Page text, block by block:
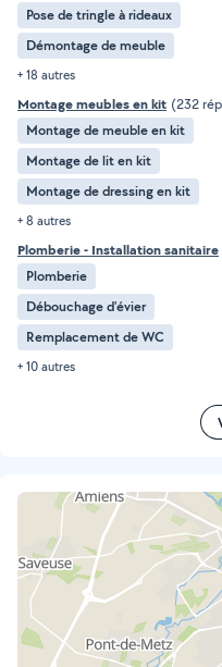
Pose de tringle à rideaux
Démontage de meuble
+ 18 autres
Montage meubles en kit (232
Montage de meuble en kit
Montage de lit en kit
Montage de dressing en kit
+ 8 autres
Plomberie - Installation sanitaire
Plomberie
Débouchage d'évier
Remplacement de WC
+ 10 autres